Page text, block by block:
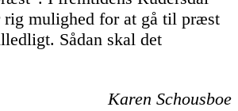
rig mulighed for at gå til præst
Sådan skal det
Karen Schousboe